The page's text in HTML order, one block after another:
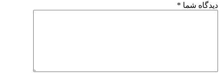
دیدگاه شما *